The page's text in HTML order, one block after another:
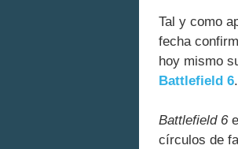
Tal y como
fecha
hoy mismo
Battlefield 6.
Battlefield 6
círculos de